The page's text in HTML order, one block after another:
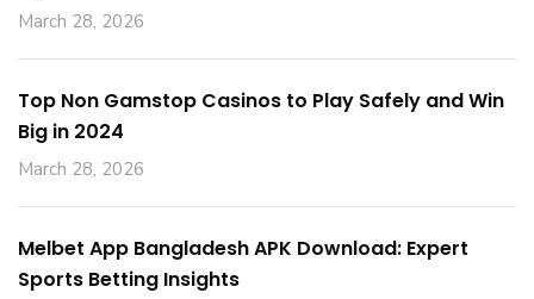
March 28, 2026
Top Non Gamstop Casinos to Play Safely and Win
Big in 2024
March 28, 2026
Melbet App Bangladesh APK Download: Expert
Sports Betting Insights